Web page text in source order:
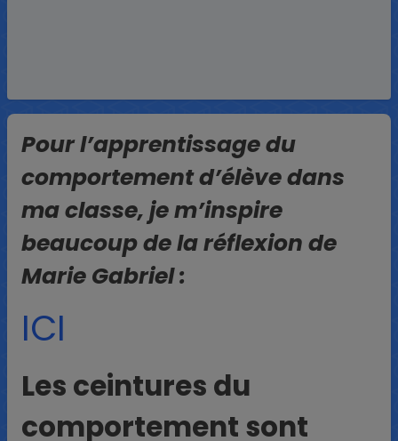
Pour l’apprentissage du
comportement d’élève dans
ma classe, je m’inspire
beaucoup de la réflexion de
Marie Gabriel :
ICI
Les ceintures du
comportement sont